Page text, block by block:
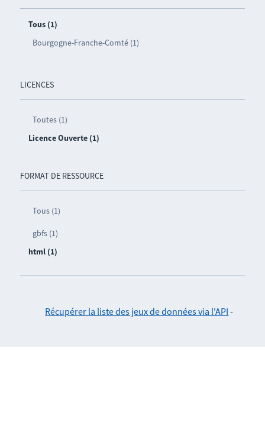
Tous (1)
Bourgogne-Franche-Comté (1)
LICENCES
Toutes (1)
Licence Ouverte (1)
FORMAT DE RESSOURCE
Tous (1)
gbfs (1)
html (1)
Récupérer la liste des jeux de données via l'API -